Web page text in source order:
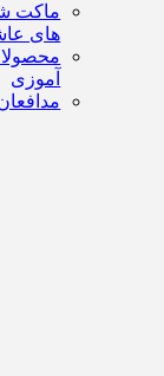
ماکت
های
آموزی